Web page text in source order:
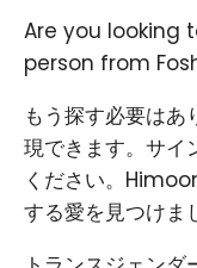
Are you looking
person from
もう探す必要は
現できます。サイ
ください。
する愛を見つけま